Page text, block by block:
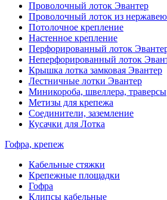
Проволочный лоток Эвантер
Проволочный лоток из
Потолочное крепление
Настенное крепление
Перфорированный лоток
Неперфорированный лоток
Крышка лотка замковая Эвантер
Лестничные лотки Эвантер
Миникороба, швеллера, траверсы
Метизы для крепежа
Соединители, заземление
Кусачки для Лотка
Гофра, крепеж
Кабельные стяжки
Крепежные площадки
Гофра
Клипсы кабельные